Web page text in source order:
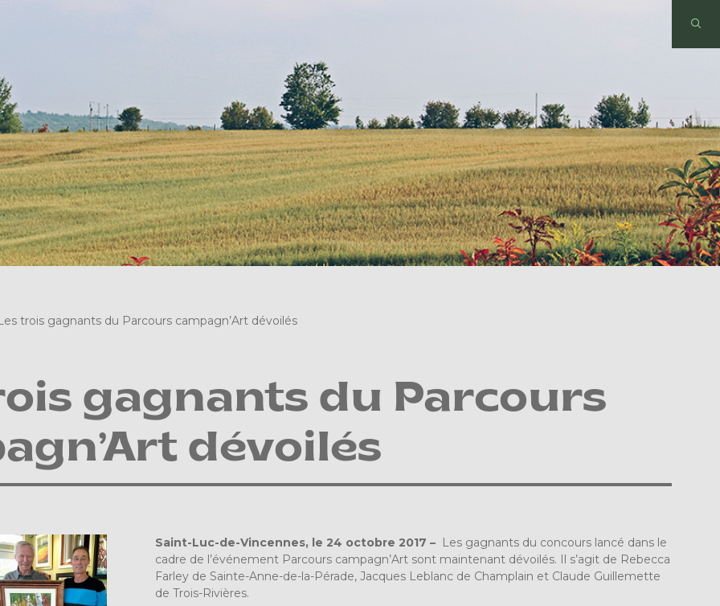
Les trois gagnants du Parcours campagn’Art dévoilés
gagnants du Parcours
dévoilés
Saint-Luc-de-Vincennes, le 24 octobre 2017 –
Les gagnants du concours lancé dans le
cadre de l’événement Parcours campagn’Art sont maintenant dévoilés. Il s’agit de Rebecca
Farley de Sainte-Anne-de-la-Pérade, Jacques Leblanc de Champlain et Claude Guillemette
de Trois-Rivières.